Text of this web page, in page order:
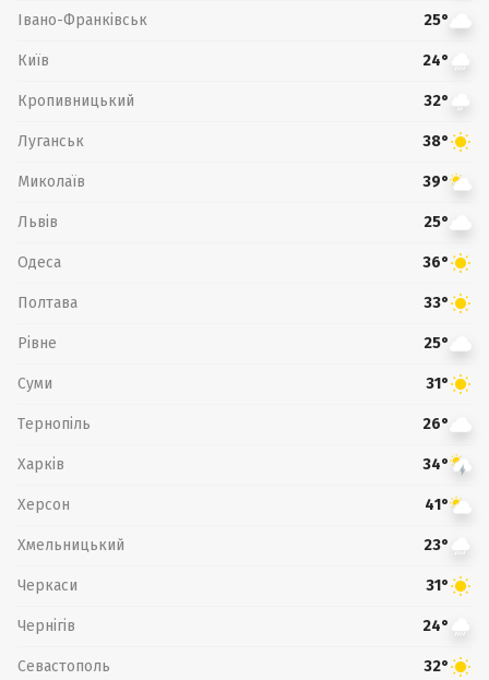
Івано-Франківськ 25°
Київ 24°
Кропивницький 32°
Луганськ 38°
Миколаїв 39°
Львів 25°
Одеса 36°
Полтава 33°
Рівне 25°
Суми 31°
Тернопіль 26°
Харків 34°
Херсон 41°
Хмельницький 23°
Черкаси 31°
Чернігів 24°
Севастополь 32°